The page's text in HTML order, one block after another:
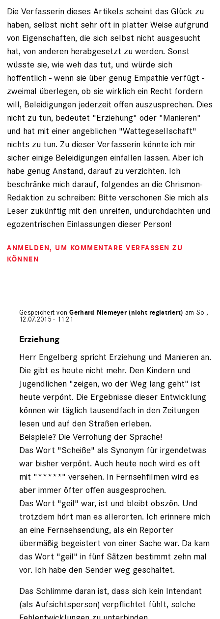
Die Verfasserin dieses Artikels scheint das Glück zu
haben, selbst nicht sehr oft in platter Weise aufgrund
von Eigenschaften, die sich selbst nicht ausgesucht
hat, von anderen herabgesetzt zu werden. Sonst
wüsste sie, wie weh das tut, und würde sich
hoffentlich - wenn sie über genug Empathie verfügt -
zweimal überlegen, ob sie wirklich ein Recht fordern
will, Beleidigungen jederzeit offen auszusprechen. Dies
nicht zu tun, bedeutet "Erziehung" oder "Manieren"
und hat mit einer angeblichen "Wattegesellschaft"
nichts zu tun. Zu dieser Verfasserin könnte ich mir
sicher einige Beleidigungen einfallen lassen. Aber ich
habe genug Anstand, darauf zu verzichten. Ich
beschränke mich darauf, folgendes an die Chrismon-
Redaktion zu schreiben: Bitte verschonen Sie mich als
Leser zukünftig mit den unreifen, undurchdachten und
egozentrischen Einlassungen dieser Person!
ANMELDEN, UM KOMMENTARE VERFASSEN ZU
KÖNNEN
Gespeichert vonGerhard Niemeyer (nicht registriert) am So.,
12.07.2015 - 11:21
auf
Wolfgang
von
(nicht
registriert)
Erziehung
Herr Engelberg spricht Erziehung und Manieren an.
Die gibt es heute nicht mehr. Den Kindern und
Jugendlichen "zeigen, wo der Weg lang geht" ist
heute verpönt. Die Ergebnisse dieser Entwicklung
können wir täglich tausendfach in den Zeitungen
lesen und auf den Straßen erleben.
Beispiele? Die Verrohung der Sprache!
Das Wort "Scheiße" als Synonym für irgendetwas
war bisher verpönt. Auch heute noch wird es oft
mit "*****" versehen. In Fernsehfilmen wird es
aber immer öfter offen ausgesprochen.
Das Wort "geil" war, ist und bleibt obszön. Und
trotzdem hört man es allerorten. Ich erinnere mich
an eine Fernsehsendung, als ein Reporter
übermäßig begeistert von einer Sache war. Da kam
das Wort "geil" in fünf Sätzen bestimmt zehn mal
vor. Ich habe den Sender weg geschaltet.
Das Schlimme daran ist, dass sich kein Intendant
(als Aufsichtsperson) verpflichtet fühlt, solche